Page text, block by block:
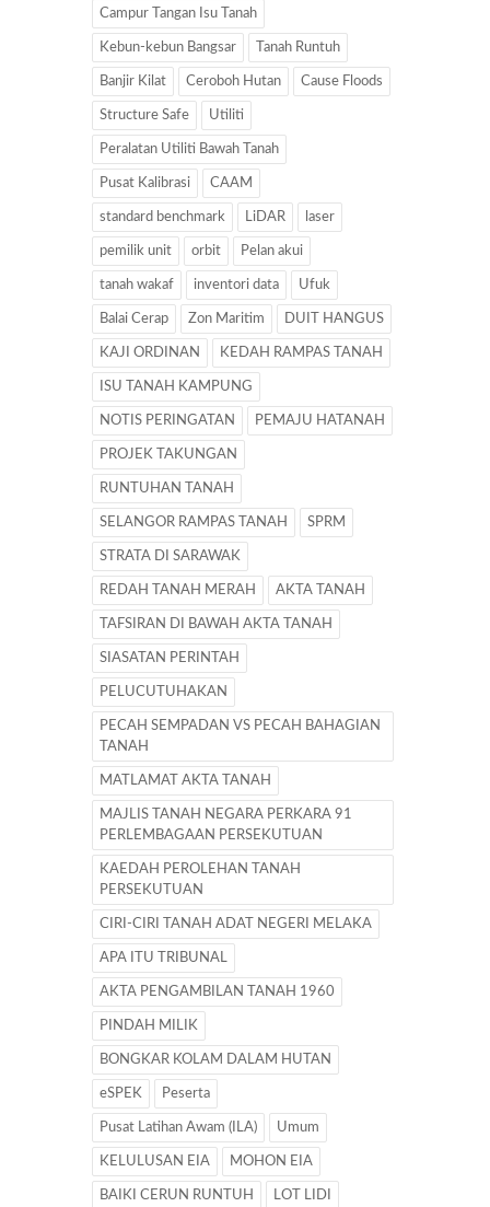
Campur Tangan Isu Tanah
Kebun-kebun Bangsar Tanah Runtuh
Banjir Kilat Ceroboh Hutan Cause Floods
Structure Safe Utiliti
Peralatan Utiliti Bawah Tanah
Pusat Kalibrasi CAAM
standard benchmark LiDAR laser
pemilik unit orbit Pelan akui
tanah wakaf inventori data Ufuk
Balai Cerap Zon Maritim DUIT HANGUS
KAJI ORDINAN KEDAH RAMPAS TANAH
ISU TANAH KAMPUNG
NOTIS PERINGATAN PEMAJU HATANAH
PROJEK TAKUNGAN
RUNTUHAN TANAH
SELANGOR RAMPAS TANAH SPRM
STRATA DI SARAWAK
REDAH TANAH MERAH AKTA TANAH
TAFSIRAN DI BAWAH AKTA TANAH
SIASATAN PERINTAH
PELUCUTUHAKAN
PECAH SEMPADAN VS PECAH BAHAGIAN
TANAH
MATLAMAT AKTA TANAH
MAJLIS TANAH NEGARA PERKARA 91
PERLEMBAGAAN PERSEKUTUAN
KAEDAH PEROLEHAN TANAH
PERSEKUTUAN
CIRI-CIRI TANAH ADAT NEGERI MELAKA
APA ITU TRIBUNAL
AKTA PENGAMBILAN TANAH 1960
PINDAH MILIK
BONGKAR KOLAM DALAM HUTAN
eSPEK Peserta
Pusat Latihan Awam (ILA) Umum
KELULUSAN EIA MOHON EIA
BAIKI CERUN RUNTUH LOT LIDI